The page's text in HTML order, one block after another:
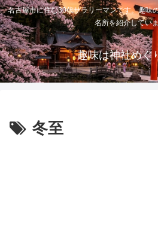
名古屋市に住む30代サラリーマンです。趣味
名所を紹介してい
趣味は神社めぐ
冬至